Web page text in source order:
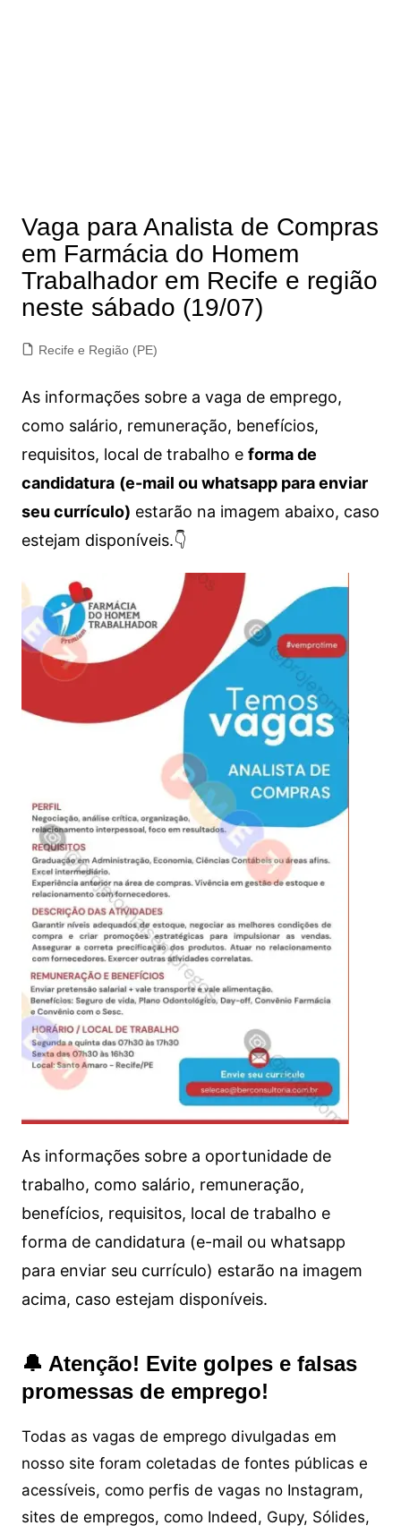
Vaga para Analista de Compras
em Farmácia do Homem
Trabalhador em Recife e região
neste sábado (19/07)
Recife e Região (PE)
As informações sobre a vaga de emprego,
como salário, remuneração, benefícios,
requisitos, local de trabalho e forma de
candidatura (e-mail ou whatsapp para enviar
seu currículo) estarão na imagem abaixo, caso
estejam disponíveis.👇
As informações sobre a oportunidade de
trabalho, como salário, remuneração,
benefícios, requisitos, local de trabalho e
forma de candidatura (e-mail ou whatsapp
para enviar seu currículo) estarão na imagem
acima, caso estejam disponíveis.
🔔 Atenção! Evite golpes e falsas
promessas de emprego!
Todas as vagas de emprego divulgadas em
nosso site foram coletadas de fontes públicas e
acessíveis, como perfis de vagas no Instagram,
sites de empregos, como Indeed, Gupy, Sólides,